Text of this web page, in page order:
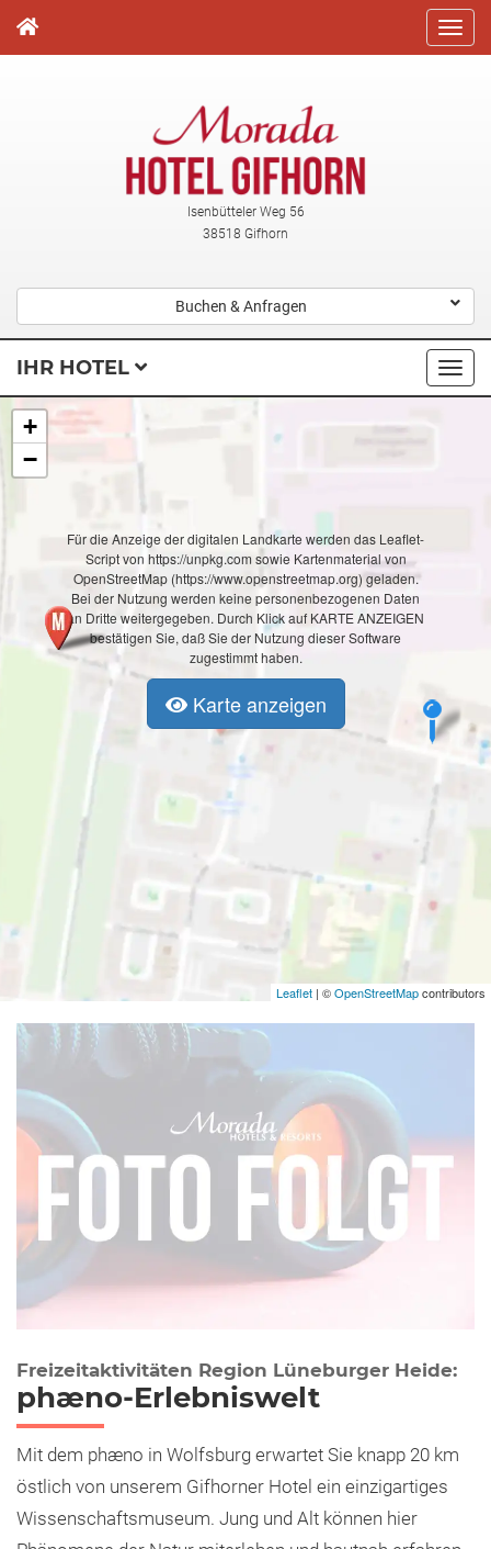
zum
Inhalt
Isenbütteler Weg 56
38518 Gifhorn
Buchen & Anfragen
IHR HOTEL
Für die Anzeige der digitalen Landkarte werden das Leaflet-
Script von https://unpkg.com sowie Kartenmaterial von
OpenStreetMap (https://www.openstreetmap.org) geladen.
Bei der Nutzung werden keine personenbezogenen Daten
an Dritte weitergegeben. Durch Klick auf KARTE ANZEIGEN
bestätigen Sie, daß Sie der Nutzung dieser Software
zugestimmt haben.
Karte anzeigen
+
−
Leaflet | ©OpenStreetMapcontributors
Freizeitaktivitäten Region Lüneburger Heide:
phæno-Erlebniswelt
Mit dem phæno in Wolfsburg erwartet Sie knapp 20 km
östlich von unserem Gifhorner Hotel ein einzigartiges
Wissenschaftsmuseum. Jung und Alt können hier